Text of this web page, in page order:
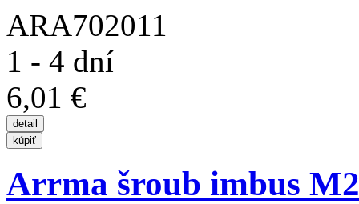
ARA702011
1 - 4 dní
6,01 €
Arrma šroub imbus